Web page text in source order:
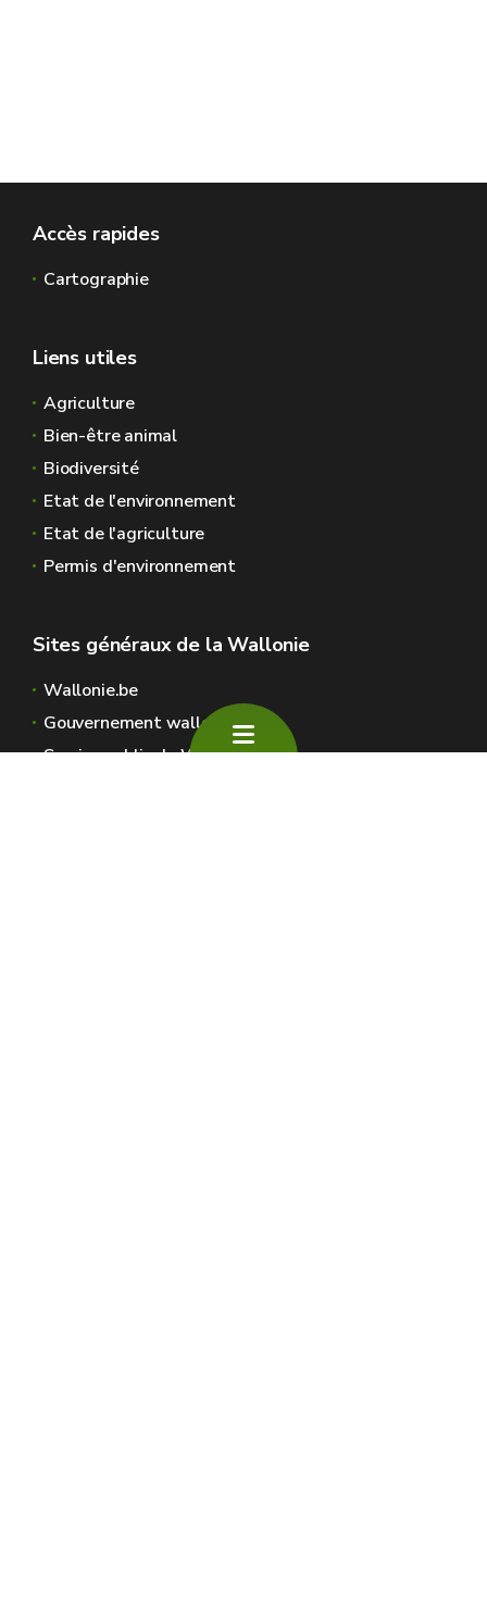
Accès rapides
Cartographie
Liens utiles
Agriculture
Bien-être animal
Biodiversité
Etat de l'environnement
Etat de l'agriculture
Permis d'environnement
Sites généraux de la Wallonie
Wallonie.be
Gouvernement wallon
Service public de Wallonie